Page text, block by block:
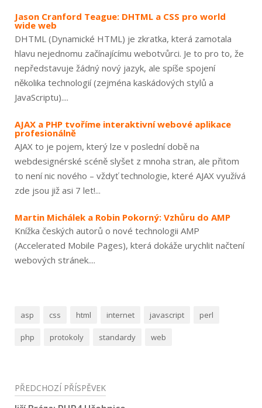
Jason Cranford Teague: DHTML a CSS pro world
wide web
DHTML (Dynamické HTML) je zkratka, která zamotala
hlavu nejednomu začínajícímu webotvůrci. Je to pro to, že
nepředstavuje žádný nový jazyk, ale spíše spojení
několika technologií (zejména kaskádových stylů a
JavaScriptu)....
AJAX a PHP tvoříme interaktivní webové aplikace
profesionálně
AJAX to je pojem, který lze v poslední době na
webdesignérské scéně slyšet z mnoha stran, ale přitom
to není nic nového – vždyť technologie, které AJAX využívá
zde jsou již asi 7 let!...
Martin Michálek a Robin Pokorný: Vzhůru do AMP
Knížka českých autorů o nové technologii AMP
(Accelerated Mobile Pages), která dokáže urychlit načtení
webových stránek....
asp css html internet javascript perl
php protokoly standardy web
Navigace
PŘEDCHOZÍ PŘÍSPĚVEK